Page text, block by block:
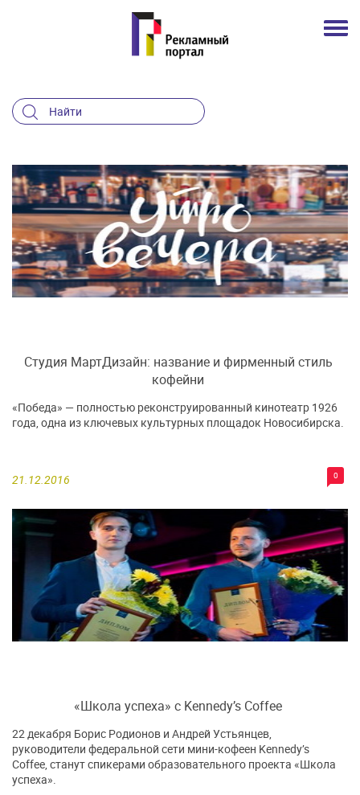
Студия МартДизайн: название и фирменный стиль
кофейни
21.12.2016 0
«Победа» — полностью реконструированный кинотеатр 1926
года, одна из ключевых культурных площадок Новосибирска.
«Школа успеха» с Kennedy’s Coffee
22 декабря Борис Родионов и Андрей Устьянцев,
руководители федеральной сети мини-кофеен Kennedy’s
Coffee, станут спикерами образовательного проекта «Школа
успеха».